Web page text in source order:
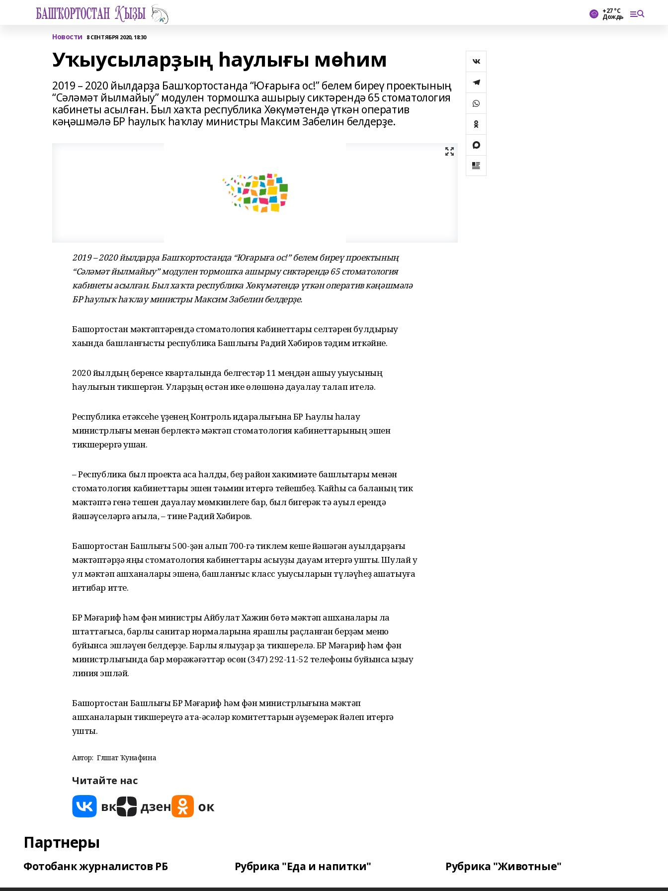
+27 °С
Дождь
Новости 8 СЕНТЯБРЯ 2020, 18:30
Уҡыусыларҙың һаулығы мөһим
2019 – 2020 йылдарҙа Башҡортостанда “Юғарыға ос!” белем биреү проектының
“Сәләмәт йылмайыу” модулен тормошҡа ашырыу сиктәрендә 65 стоматология
кабинеты асылған. Был хаҡта республика Хөкүмәтендә үткән оператив
кәңәшмәлә БР һаулыҡ һаҡлау министры Максим Забелин белдерҙе.
2019 – 2020 йылдарҙа Башҡортостанда “Юғарыға ос!” белем биреү проектының
“Сәләмәт йылмайыу” модулен тормошҡа ашырыу сиктәрендә 65 стоматология
кабинеты асылған. Был хаҡта республика Хөкүмәтендә үткән оператив кәңәшмәлә
БР һаулыҡ һаҡлау министры Максим Забелин белдерҙе.
Башҡортостан мәктәптәрендә стоматология кабинеттары селтәрен булдырыу
хаҡында башланғысты республика Башлығы Радий Хәбиров тәҡдим иткәйне.
2020 йылдың беренсе кварталында белгестәр 11 меңдән ашыу уҡыусының
һаулығын тикшергән. Уларҙың өстән ике өлөшөнә дауалау талап ителә.
Республика етәксеһе үҙенең Контроль идаралығына БР Һаулыҡ һаҡлау
министрлығы менән берлектә мәктәп стоматология кабинеттарының эшен
тикшерергә ҡушҡан.
– Республика был проектҡа аҡса һалды, беҙ район хакимиәте башлыҡтары менән
стоматология кабинеттары эшен тәьмин итергә тейешбеҙ. Ҡайһы саҡ баланың тик
мәктәптә генә тешен дауалау мөмкинлеге бар, был бигерәк тә ауыл ерендә
йәшәүселәргә ҡағыла, – тине Радий Хәбиров.
Башҡортостан Башлығы 500-ҙән алып 700-гә тиклем кеше йәшәгән ауылдарҙағы
мәктәптәрҙә яңы стоматология кабинеттары асыуҙы дауам итергә ҡушты. Шулай уҡ
ул мәктәп ашханалары эшенә, башланғыс класс уҡыусыларын түләүһеҙ ашатыуға
иғтибар итте.
БР Мәғариф һәм фән министры Айбулат Хажин бөтә мәктәп ашханалары ла
штаттағыса, барлыҡ санитар нормаларына ярашлы раҫланған берҙәм меню
буйынса эшләүен белдерҙе. Барлыҡ ялыуҙар ҙа тикшерелә. БР Мәғариф һәм фән
министрлығында бар мөрәжәғәттәр өсөн (347) 292-11-52 телефоны буйынса ҡыҙыу
линия эшләй.
Башҡортостан Башлығы БР Мәғариф һәм фән министрлығына мәктәп
ашханаларын тикшереүгә ата-әсәләр комитеттарын әүҙемерәк йәлеп итергә
ҡушты.
Автор: Гөлшат Ҡунафина
Читайте нас
Партнеры
Фотобанк журналистов РБ Рубрика "Еда и напитки" Рубрика "Животные"